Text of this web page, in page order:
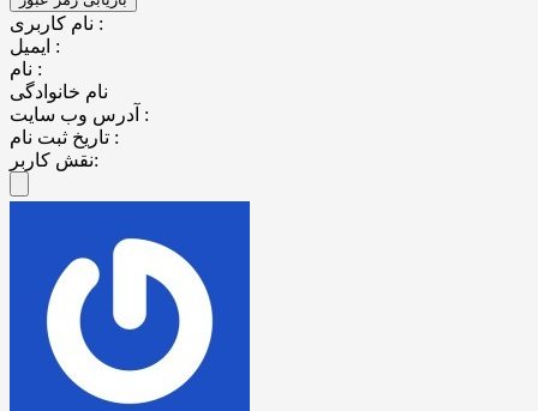
نام کاربری :
ایمیل :
نام :
نام خانوادگی
آدرس وب سایت :
تاریخ ثبت نام :
نقش کاربر: